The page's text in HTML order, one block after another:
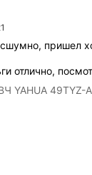
пришел
отлично,
YAHUA 49TYZ-